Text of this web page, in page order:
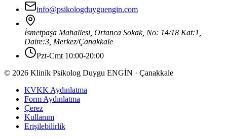
info@psikologduyguengin.com
İsmetpaşa Mahallesi, Ortanca Sokak, No: 14/18 Kat:1,
Daire:3 Merkez/Çanakkale
Pzt-Cmt 10:00-20:00
© 2026 Klinik Psikolog Duygu ENGİN · Çanakkale
KVKK Aydınlatma
Form Aydınlatma
Çerez
Kullanım
Erişilebilirlik